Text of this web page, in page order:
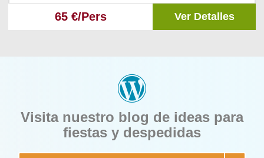
65 €/Pers Ver Detalles
Visita nuestro blog de ideas para
fiestas y despedidas